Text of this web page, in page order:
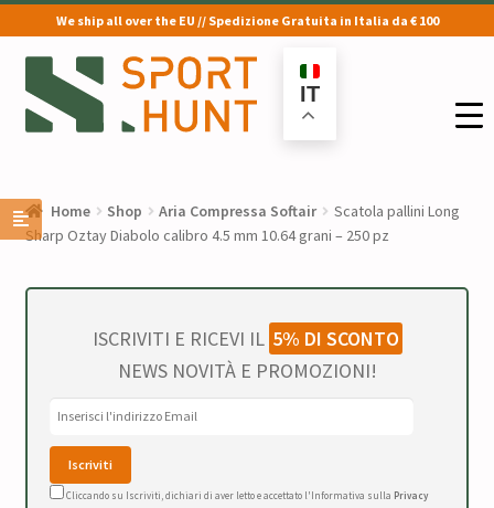
We ship all over the EU // Spedizione Gratuita in Italia da € 100
Vai
alla
navigazione
Vai
al
contenuto
IT
Home Shop Aria Compressa Softair
Scatola pallini Long
Sharp Oztay Diabolo calibro 4.5 mm 10.64 grani – 250 pz
ISCRIVITI E RICEVI IL 5% DI SCONTO
NEWS NOVITÀ E PROMOZIONI!
Cliccando su Iscriviti, dichiari di aver letto e accettato l'Informativa sulla Privacy